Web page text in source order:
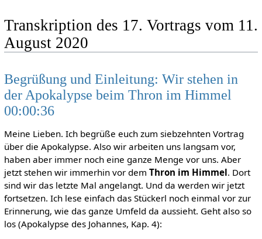
Transkription des 17. Vortrags vom 11.
August 2020
Begrüßung und Einleitung: Wir stehen in
der Apokalypse beim Thron im Himmel
00:00:36
Meine Lieben. Ich begrüße euch zum siebzehnten Vortrag
über die Apokalypse. Also wir arbeiten uns langsam vor,
haben aber immer noch eine ganze Menge vor uns. Aber
jetzt stehen wir immerhin vor dem Thron im Himmel. Dort
sind wir das letzte Mal angelangt. Und da werden wir jetzt
fortsetzen. Ich lese einfach das Stückerl noch einmal vor zur
Erinnerung, wie das ganze Umfeld da aussieht. Geht also so
los (Apokalypse des Johannes, Kap. 4):